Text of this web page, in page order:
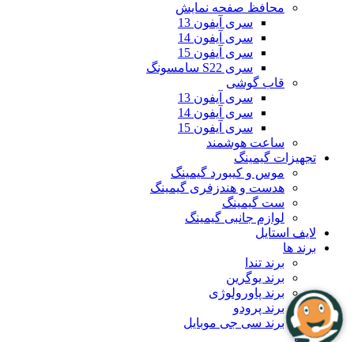
محافظ صفحه نمایش
سری آیفون 13
سری آیفون 14
سری آیفون 15
سری S22 سامسونگ
قاب گوشی
سری آیفون 13
سری آیفون 14
سری آیفون 15
ساعت هوشمند
تجهیزات گیمینگ
موس و کیبورد گیمینگ
هدست و هندزفری گیمینگ
ست گیمینگ
لوازم جانبی گیمینگ
لایف استایل
برند ها
برند تندا
برند یوگرین
برند پاورولوژی
برند پرودو
برند سی جی موبایل
بلاگ